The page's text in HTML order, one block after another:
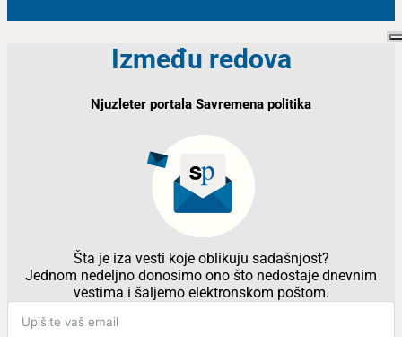
Između redova
Njuzleter portala Savremena politika
Šta je iza vesti koje oblikuju sadašnjost?
Jednom nedeljno donosimo ono što nedostaje dnevnim
vestima i šaljemo elektronskom poštom.